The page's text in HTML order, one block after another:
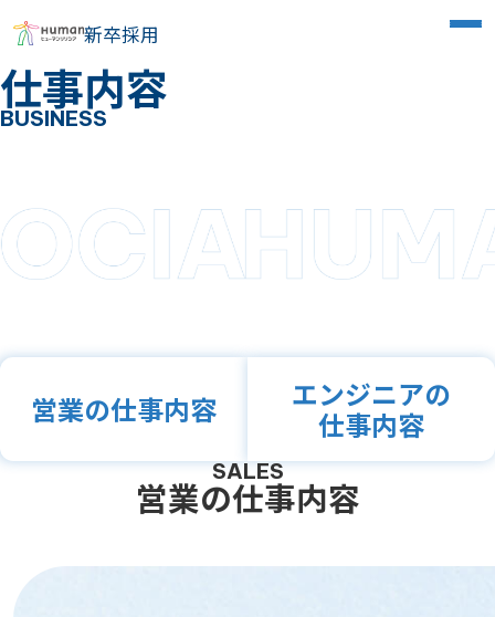
新卒採用
仕事内容
BUSINESS
営業の仕事内容
エンジニアの
仕事内容
SALES
営業の仕事内容